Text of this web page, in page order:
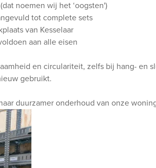
noemen wij het ‘oogsten')
tot complete sets
van Kesselaar
aan alle eisen
en circulariteit, zelfs bij hang- en
gebruikt.
duurzamer onderhoud van onze